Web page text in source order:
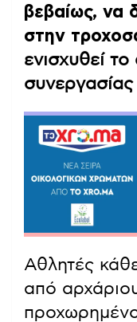
βεβαίως, να
στην
ενισχυθεί
συνεργασίας
Αθλητές
από